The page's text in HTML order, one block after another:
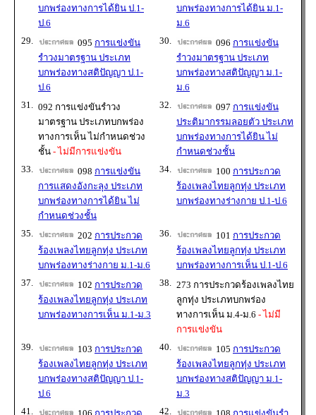
บกพร่องทางการได้ยิน ป.1-
ป.6
บกพร่องทางการได้ยิน ม.1-
ม.6
29.
095 การแข่งขัน
รำวงมาตรฐาน ประเภท
บกพร่องทางสติปัญญา ป.1-
ป.6
30. 096 การแข่งขัน
รำวงมาตรฐาน ประเภท
บกพร่องทางสติปัญญา ม.1-
ม.6
31. 092 การแข่งขันรำวง
มาตรฐาน ประเภทบกพร่อง
ทางการเห็น ไม่กำหนดช่วง
ชั้น - ไม่มีการแข่งขัน
32. 097 การแข่งขัน
ประติมากรรมลอยตัว ประเภท
บกพร่องทางการได้ยิน ไม่
กำหนดช่วงชั้น
33.
098 การแข่งขัน
การแสดงอังกะลุง ประเภท
บกพร่องทางการได้ยิน ไม่
กำหนดช่วงชั้น
34. 100 การประกวด
ร้องเพลงไทยลูกทุ่ง ประเภท
บกพร่องทางร่างกาย ป.1-ป.6
35. 202 การประกวด
ร้องเพลงไทยลูกทุ่ง ประเภท
บกพร่องทางร่างกาย ม.1-ม.6
36. 101 การประกวด
ร้องเพลงไทยลูกทุ่ง ประเภท
บกพร่องทางการเห็น ป.1-ป.6
37.
102 การประกวด
ร้องเพลงไทยลูกทุ่ง ประเภท
บกพร่องทางการเห็น ม.1-ม.3
38. 273 การประกวดร้องเพลงไทย
ลูกทุ่ง ประเภทบกพร่อง
ทางการเห็น ม.4-ม.6 - ไม่มี
การแข่งขัน
39.
103 การประกวด
ร้องเพลงไทยลูกทุ่ง ประเภท
บกพร่องทางสติปัญญา ป.1-
ป.6
40. 105 การประกวด
ร้องเพลงไทยลูกทุ่ง ประเภท
บกพร่องทางสติปัญญา ม.1-
ม.3
41.
42.